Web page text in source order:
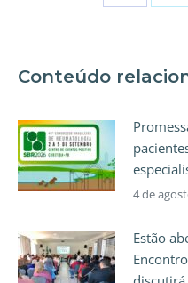
Conteúdo
4 de
Estão